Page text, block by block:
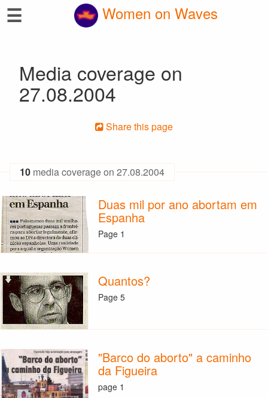
☰ Women on Waves
Media coverage on
27.08.2004
Share this page
10 media coverage on 27.08.2004
Duas mil por ano abortam em
Espanha
Page 1
Quantos?
Page 5
"Barco do aborto" a caminho
da Figueira
page 1